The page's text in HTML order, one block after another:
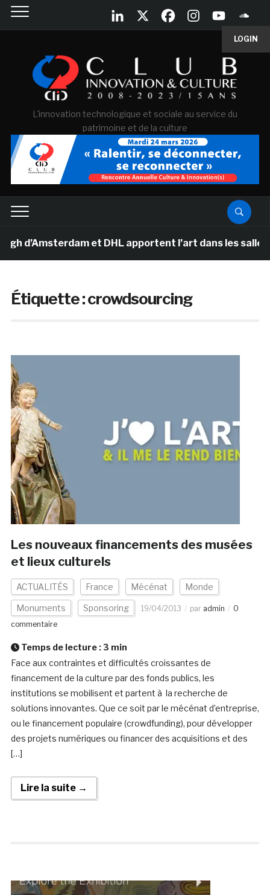
LOGIN
L'innovation technologique et sociale au service du
patrimoine et de la culture
d’Amsterdam et DHL apportent l’art dans les salles
Étiquette :crowdsourcing
Les nouveaux financements des musées
et lieux culturels
ACTUALITÉS France Mécénat Monde
Monuments Sponsoring 19/04/2013 par admin
0
commentaire
Temps de lecture : 3 min
Face aux contraintes et difficultés croissantes de
financement de la culture par des fonds publics, les
institutions se mobilisent et partent à la recherche de
solutions innovantes. Que ce soit par le mécénat d’entreprise,
ou le financement populaire (crowdfunding), pour développer
des projets numériques ou financer des acquisitions et des
[…]
Lire la suite →